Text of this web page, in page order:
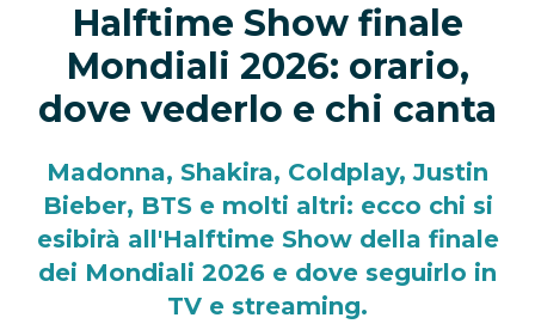
Halftime Show finale
Mondiali 2026: orario,
dove vederlo e chi canta
Madonna, Shakira, Coldplay, Justin
Bieber, BTS e molti altri: ecco chi si
esibirà all'Halftime Show della finale
dei Mondiali 2026 e dove seguirlo in
TV e streaming.